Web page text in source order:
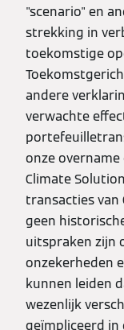
"scenario" en
strekking in
toekomstige
andere
verwachte
onze
Climate
transacties van
geen
uitspraken zijn
onzekerheden
kunnen leiden
wezenlijk
geïmpliceerd